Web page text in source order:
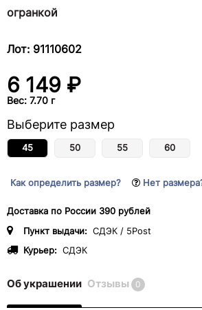
огранкой
Лот: 91110602
6 149 ₽
Вес: 7.70 г
Выберите размер
45 50 55 60
Как определить размер? Нет
Доставка по России 390 рублей
Пункт выдачи: СДЭК / 5Post
Курьер: СДЭК
Об украшении Отзывы 0